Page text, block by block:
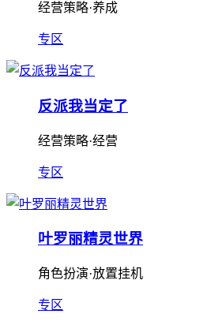
经营策略·养成
专区
反派我当定了
经营策略·经营
专区
叶罗丽精灵世界
角色扮演·放置挂机
专区